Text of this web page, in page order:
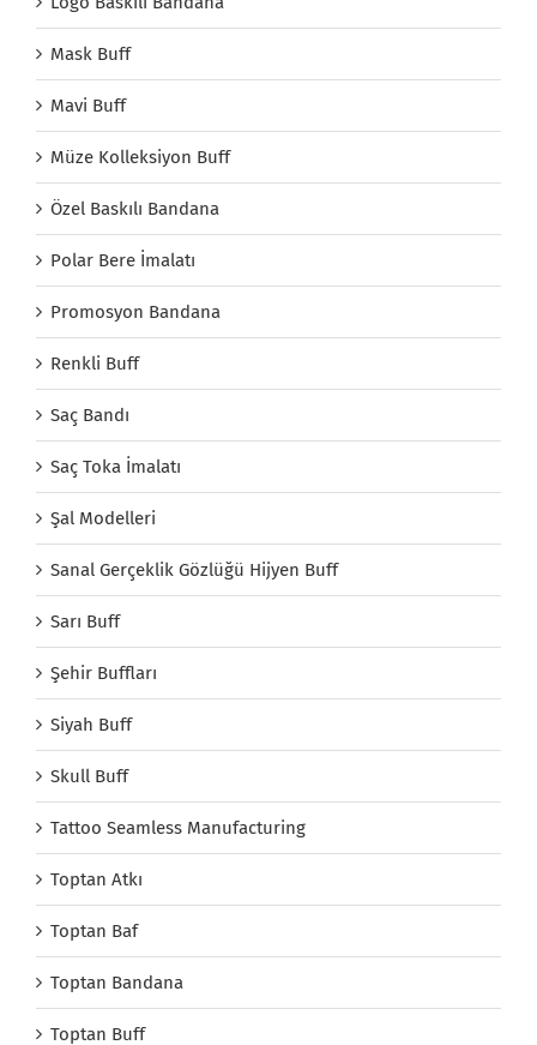
Mask Buff
Mavi Buff
Müze Kolleksiyon Buff
Özel Baskılı Bandana
Polar Bere İmalatı
Promosyon Bandana
Renkli Buff
Saç Bandı
Saç Toka İmalatı
Şal Modelleri
Sanal Gerçeklik Gözlüğü Hijyen Buff
Sarı Buff
Şehir Buffları
Siyah Buff
Skull Buff
Tattoo Seamless Manufacturing
Toptan Atkı
Toptan Baf
Toptan Bandana
Toptan Buff